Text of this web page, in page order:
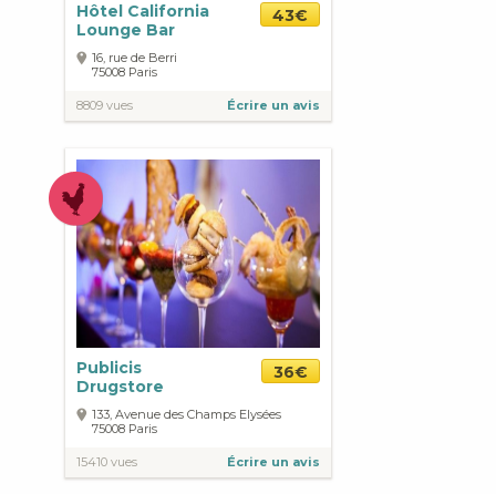
Hôtel California
Lounge Bar
43€
16, rue de Berri
75008 Paris
8809 vues Écrire un avis
Publicis
Drugstore
36€
133, Avenue des Champs Elysées
75008 Paris
15410 vues Écrire un avis